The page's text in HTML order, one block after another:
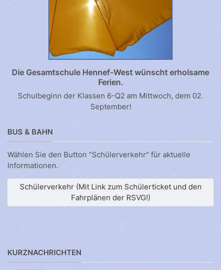
Die Gesamtschule Hennef-West wünscht erholsame
Ferien.
Schulbeginn der Klassen 6-Q2 am Mittwoch, dem 02.
September!
BUS & BAHN
Wählen Sie den Button "Schülerverkehr" für aktuelle
Informationen.
Schülerverkehr (Mit Link zum Schülerticket und den
Fahrplänen der RSVG!)
KURZNACHRICHTEN